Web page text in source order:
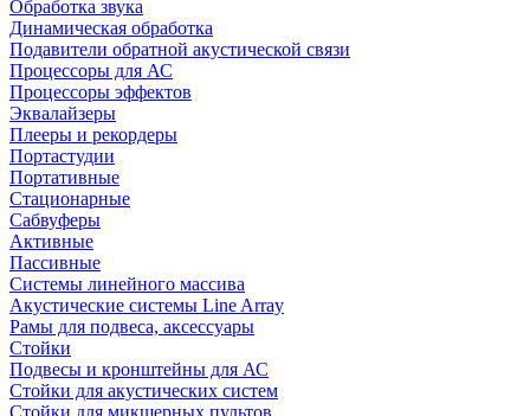
Обработка звука
Динамическая обработка
Подавители обратной акустической связи
Процессоры для АС
Процессоры эффектов
Эквалайзеры
Плееры и рекордеры
Портастудии
Портативные
Стационарные
Сабвуферы
Активные
Пассивные
Системы линейного массива
Акустические системы Line Array
Рамы для подвеса, аксессуары
Стойки
Подвесы и кронштейны для АС
Стойки для акустических систем
Стойки для микшерных пультов